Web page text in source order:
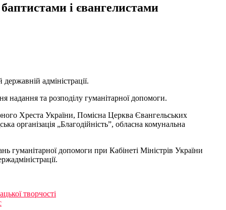
і євангелистами
адміністрації.
надання та розподілу гуманітарної допомоги.
Хреста України, Помісна Церква Євангельських
організація „Благодійність”, обласна комунальна
гуманітарної допомоги при Кабінеті Міністрів України
творчості